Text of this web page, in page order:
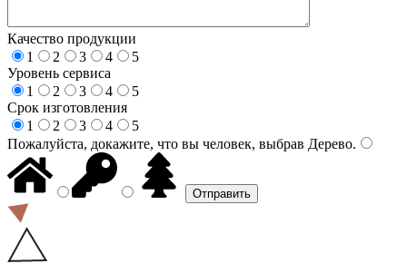
Качество продукции
1
2 3 4
5
Уровень сервиса
1
2 3 4
5
Срок изготовления
1
2 3 4
5
Пожалуйста, докажите, что вы человек, выбрав Дерево.